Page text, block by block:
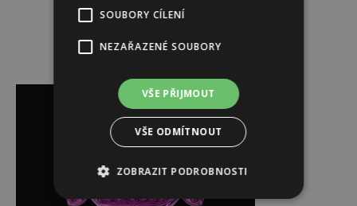
SOUBORY CÍLENÍ
NEZAŘAZENÉ SOUBORY
VŠE PŘIJMOUT
VŠE ODMÍTNOUT
ZOBRAZIT PODROBNOSTI